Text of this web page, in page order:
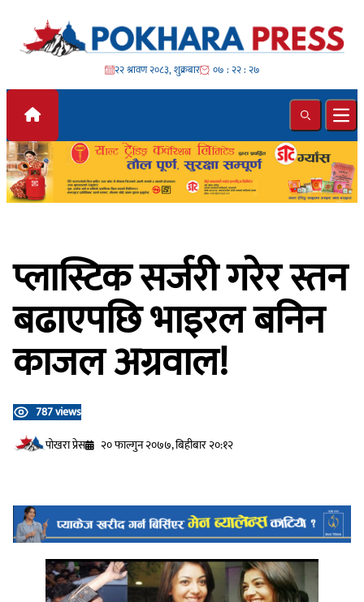
Skip to content
२२ श्रावण २०८३, शुक्रबार ०७ : २२ : २९
Search
प्लास्टिक सर्जरी गरेर स्तन
बढाएपछि भाइरल बनिन
काजल अग्रवाल!
787 views
प‍ोखरा प्रेस
२० फाल्गुन २०७७, बिहीबार २०:१२